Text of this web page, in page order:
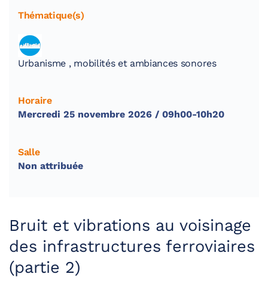
Thématique(s)
Urbanisme , mobilités et ambiances sonores
Horaire
Mercredi 25 novembre 2026 / 09h00-10h20
Salle
Non attribuée
Bruit et vibrations au voisinage
des infrastructures ferroviaires
(partie 2)